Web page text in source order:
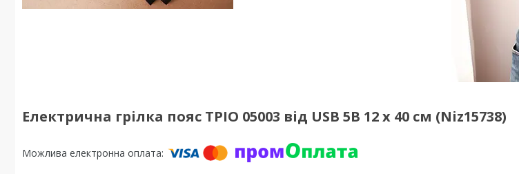
Електрична грілка пояс ТРІО 05003 від USB 5В 12 х 40 см (Niz15738)